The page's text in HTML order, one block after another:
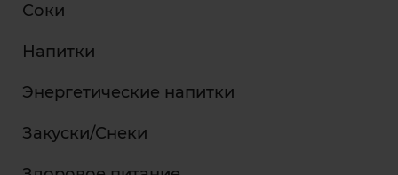
Соки
Напитки
Энергетические напитки
Закуски/Снеки